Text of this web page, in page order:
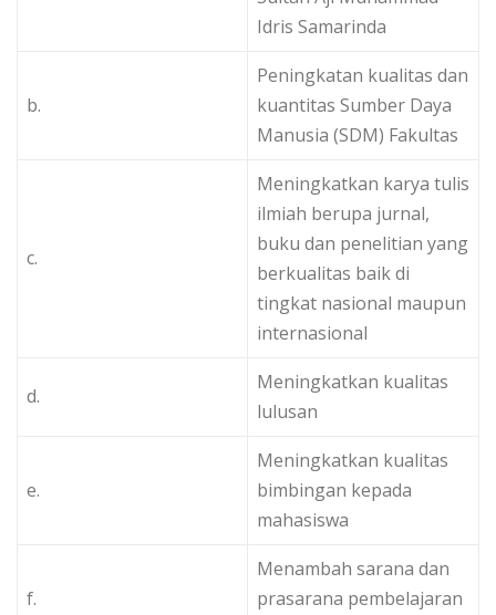
Idris Samarinda
b.
Peningkatan kualitas dan
kuantitas Sumber Daya
Manusia (SDM) Fakultas
c.
Meningkatkan karya tulis
ilmiah berupa jurnal,
buku dan penelitian yang
berkualitas baik di
tingkat nasional maupun
internasional
d.
Meningkatkan kualitas
lulusan
e.
Meningkatkan kualitas
bimbingan kepada
mahasiswa
f.
Menambah sarana dan
prasarana pembelajaran